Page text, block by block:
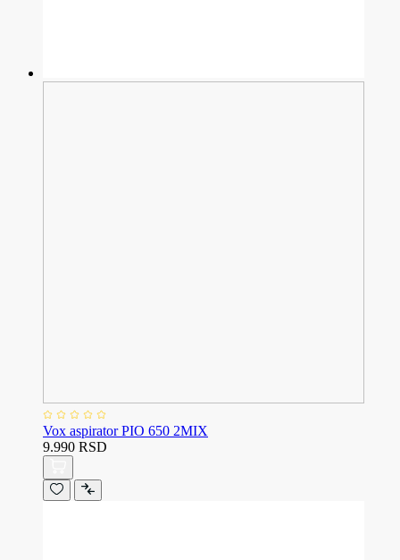
Vox aspirator PIO 650 2MIX
9.990 RSD